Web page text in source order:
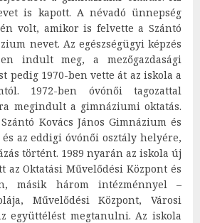
is kapott. A névadó ünnepség
volt, amikor is felvette a Szántó
nevet. Az egészségügyi képzés
indult meg, a mezőgazdasági
pedig 1970-ben vette át az iskola a
1972-ben óvónői tagozattal
megindult a gimnáziumi oktatás.
Kovács János Gimnázium és
az eddigi óvónői osztály helyére,
történt. 1989 nyarán az iskola új
az Oktatási Művelődési Központ és
másik három intézménnyel –
Művelődési Központ, Városi
együttélést megtanulni. Az iskola